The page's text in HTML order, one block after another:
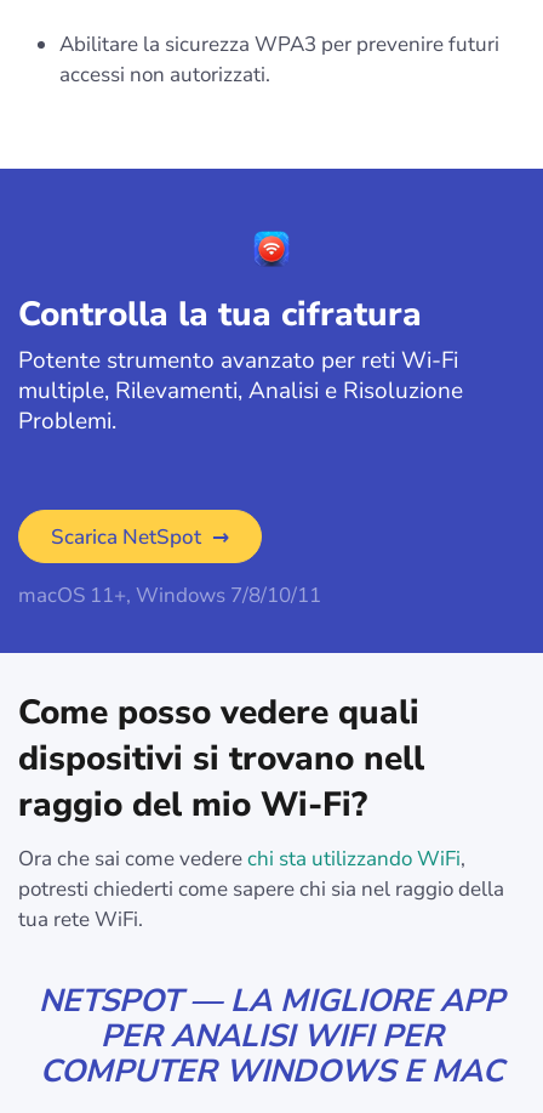
Abilitare la sicurezza WPA3 per prevenire futuri
accessi non autorizzati.
Controlla la tua cifratura
Potente strumento avanzato per reti Wi-Fi
multiple, Rilevamenti, Analisi e Risoluzione
Problemi.
Scarica NetSpot
macOS 11+, Windows 7/8/10/11
Come posso vedere quali
dispositivi si trovano nell
raggio del mio Wi-Fi?
Ora che sai come vederechi sta utilizzando WiFi,
potresti chiederti come sapere chi sia nel raggio della
tua rete WiFi.
NETSPOT — LA MIGLIORE APP
PER ANALISI WIFI PER
COMPUTER WINDOWS E MAC